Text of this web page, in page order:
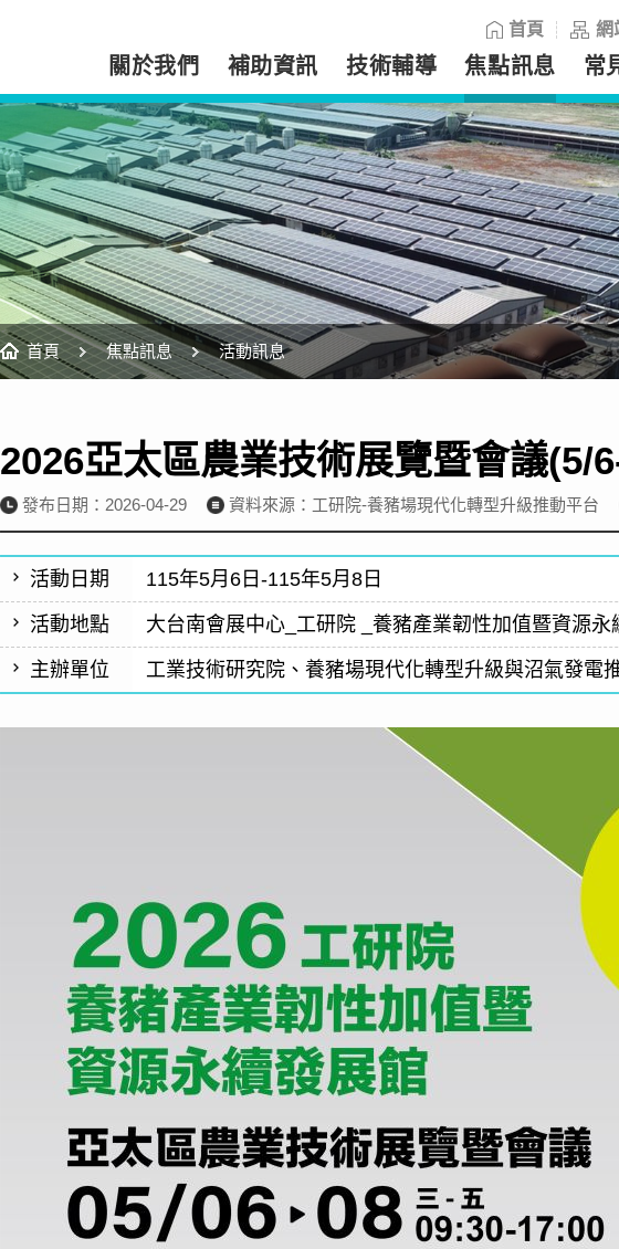
首頁 網
關於我們 補助資訊 技術輔導 焦點訊息 常
首頁 焦點訊息 活動訊息
2026亞太區農業技術展覽暨會議(5/
發布日期：2026-04-29 資料來源：工研院-養豬場現代化轉型升級推動平台
活動日期 115年5月6日-115年5月8日
活動地點 大台南會展中心_工研院 _養豬產業韌性加值暨資源永
主辦單位 工業技術研究院、養豬場現代化轉型升級與沼氣發電